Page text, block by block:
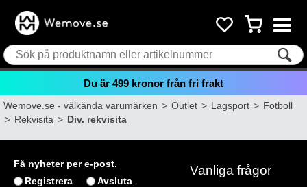
Du är 499 kronor från fri frakt
Wemove.se - välkända varumärken>Outlet>Lagsport>Fotboll
>Rekvisita>Div. rekvisita
Få nyheter per e-post.
Registrera
Avsluta
Vanliga frågor